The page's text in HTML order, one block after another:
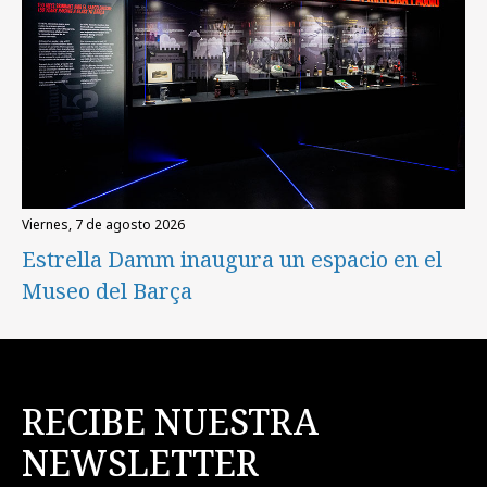
viernes, 7 de agosto 2026
Estrella Damm inaugura un espacio en el
Museo del Barça
RECIBE NUESTRA
NEWSLETTER